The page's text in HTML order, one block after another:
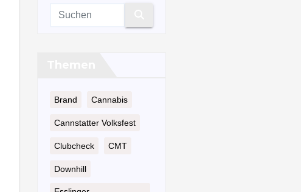
Brand Cannabis
Cannstatter Volksfest
Clubcheck CMT
Downhill